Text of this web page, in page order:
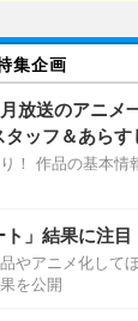
集企画
月放送のアニメ
ッフ＆あらす
！ 作品の基本情
」結果に注目
やアニメ化して
を公開